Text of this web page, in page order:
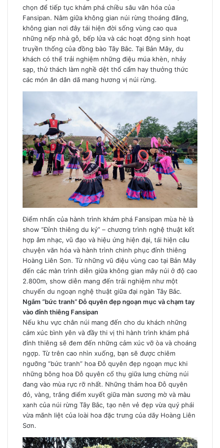
chọn để tiếp tục khám phá chiều sâu văn hóa của
Fansipan. Nằm giữa không gian núi rừng thoáng đãng,
không gian nơi đây tái hiện đời sống vùng cao qua
những nếp nhà gỗ, bếp lửa và các hoạt động sinh hoạt
truyền thống của đồng bào Tây Bắc. Tại Bản Mây, du
khách có thể trải nghiệm những điệu múa khèn, nhảy
sạp, thử thách làm nghề dệt thổ cẩm hay thưởng thức
các món ăn dân dã mang hương vị núi rừng.
Điểm nhấn của hành trình khám phá Fansipan mùa hè là
show “Đỉnh thiêng du ký” – chương trình nghệ thuật kết
hợp âm nhạc, vũ đạo và hiệu ứng hiện đại, tái hiện câu
chuyện văn hóa và hành trình chinh phục đỉnh thiêng
Hoàng Liên Sơn. Từ những vũ điệu vùng cao tại Bản Mây
đến các màn trình diễn giữa không gian mây núi ở độ cao
2.800m, show diễn mang đến trải nghiệm như một
chuyến du ngoạn nghệ thuật giữa đại ngàn Tây Bắc.
Ngắm “bức tranh” Đỗ quyên đẹp ngoạn mục và chạm tay
vào đỉnh thiêng Fansipan
Nếu khu vực chân núi mang đến cho du khách những
cảm xúc bình yên và đầy thi vị thì hành trình khám phá
đỉnh thiêng sẽ đem đến những cảm xúc vỡ òa và choáng
ngợp. Từ trên cao nhìn xuống, bạn sẽ được chiêm
ngưỡng “bức tranh” hoa Đỗ quyên đẹp ngoạn mục khi
những bông hoa Đỗ quyên cổ thụ giữa lưng chừng núi
đang vào mùa rực rỡ nhất. Những thảm hoa Đỗ quyên
đỏ, vàng, trắng điểm xuyết giữa màn sương mờ và màu
xanh của núi rừng Tây Bắc, tạo nên vẻ đẹp vừa quý phái
vừa mãnh liệt của loài hoa đặc trưng của dãy Hoàng Liên
Sơn.